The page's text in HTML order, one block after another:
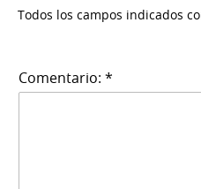
Todos los campos indicados
Comentario: *